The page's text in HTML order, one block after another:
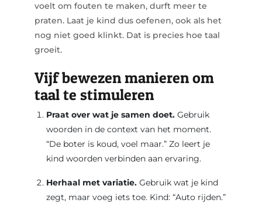
voelt om fouten te maken, durft meer te
praten. Laat je kind dus oefenen, ook als het
nog niet goed klinkt. Dat is precies hoe taal
groeit.
Vijf bewezen manieren om
taal te stimuleren
Praat over wat je samen doet. Gebruik
woorden in de context van het moment.
“De boter is koud, voel maar.” Zo leert je
kind woorden verbinden aan ervaring.
Herhaal met variatie. Gebruik wat je kind
zegt, maar voeg iets toe. Kind: “Auto rijden.”